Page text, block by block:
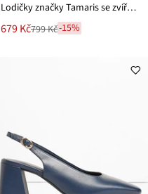
Lodičky značky Tamaris se zvířecím vzorem
Nová
679 Kč
Zlevněno799 Kč-15%